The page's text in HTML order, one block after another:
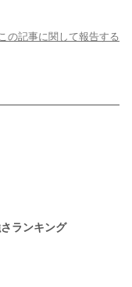
の記事に関して報告する
ランキング